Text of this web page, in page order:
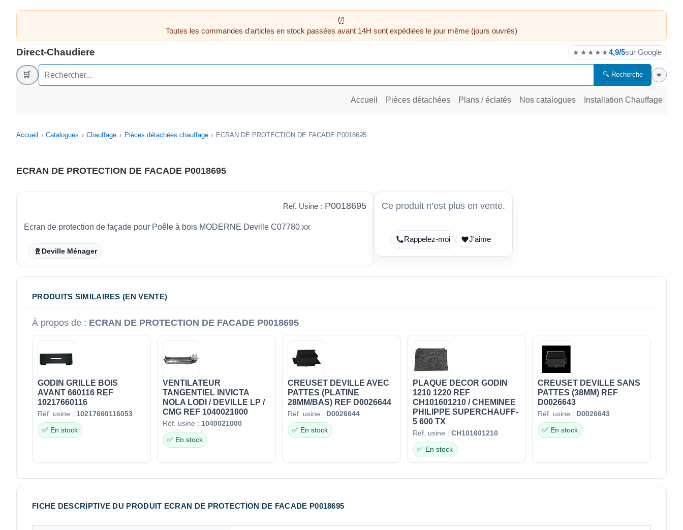
Toutes les commandes d'articles en stock passées avant 14H sont expédiées le jour même (jours ouvrés)
Direct-Chaudiere ★★★★★4,9/5sur Google
🛒 🔍 Recherche ❤
Accueil Pièces détachées Plans / éclatés Nos catalogues Installation Chauffage
Accueil Catalogues Chauffage Pièces détachées chauffage ECRAN DE PROTECTION DE FACADE P0018695
ECRAN DE PROTECTION DE FACADE P0018695
Ref. Usine : P0018695
Ecran de protection de façade pour Poêle à bois MODERNE Deville C07780.xx
Deville Ménager
Ce produit n’est plus en vente.
Rappelez-moi J'aime
PRODUITS SIMILAIRES (EN VENTE)
À propos de : ECRAN DE PROTECTION DE FACADE P0018695
GODIN GRILLE BOIS
AVANT 660116 REF
10217660116
Réf. usine : 10217660116053
✅ En stock
VENTILATEUR
TANGENTIEL INVICTA
NOLA LODI / DEVILLE LP /
CMG REF 1040021000
Réf. usine : 1040021000
✅ En stock
CREUSET DEVILLE AVEC
PATTES (PLATINE
28MM/BAS) REF D0026644
Réf. usine : D0026644
✅ En stock
PLAQUE DECOR GODIN
1210 1220 REF
CH101601210 / CHEMINEE
PHILIPPE SUPERCHAUFF-
5 600 TX
Réf. usine : CH101601210
✅ En stock
CREUSET DEVILLE SANS
PATTES (38MM) REF
D0026643
Réf. usine : D0026643
✅ En stock
FICHE DESCRIPTIVE DU PRODUIT ECRAN DE PROTECTION DE FACADE P0018695